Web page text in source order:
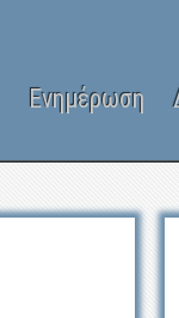
Ενημέρωση